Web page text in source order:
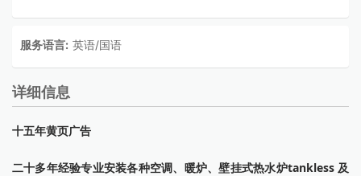
服务语言: 英语/国语
详细信息
十五年黄页广告
二十多年经验专业安装各种空调、暖炉、壁挂式热水炉tankless 及